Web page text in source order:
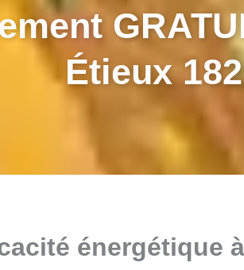
Étieux
énergétique